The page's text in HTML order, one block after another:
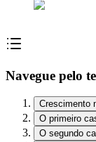
Navegue pelo
Crescimento
O primeiro
O segundo